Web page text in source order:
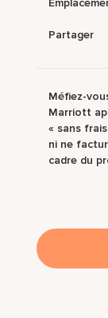
Partager
Méfiez-
Marriott
« sans
ni ne
cadre du